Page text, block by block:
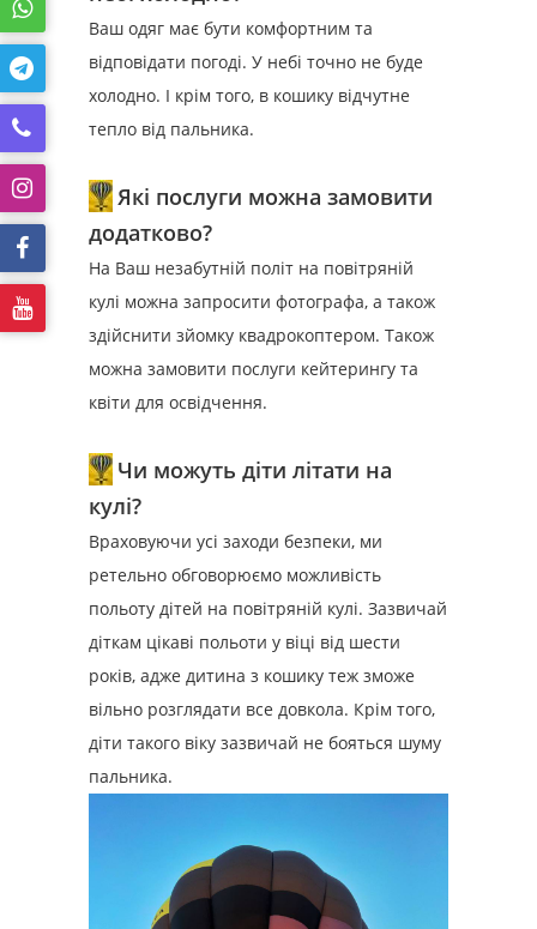
Ваш одяг має бути комфортним та
відповідати погоді. У небі точно не буде
холодно. І крім того, в кошику відчутне
тепло від пальника.
Які послуги можна замовити
додатково?
На Ваш незабутній політ на повітряній
кулі можна запросити фотографа, а також
здійснити зйомку квадрокоптером. Також
можна замовити послуги кейтерингу та
квіти для освідчення.
Чи можуть діти літати на
кулі?
Враховуючи усі заходи безпеки, ми
ретельно обговорюємо можливість
польоту дітей на повітряній кулі. Зазвичай
діткам цікаві польоти у віці від шести
років, адже дитина з кошику теж зможе
вільно розглядати все довкола. Крім того,
діти такого віку зазвичай не бояться шуму
пальника.